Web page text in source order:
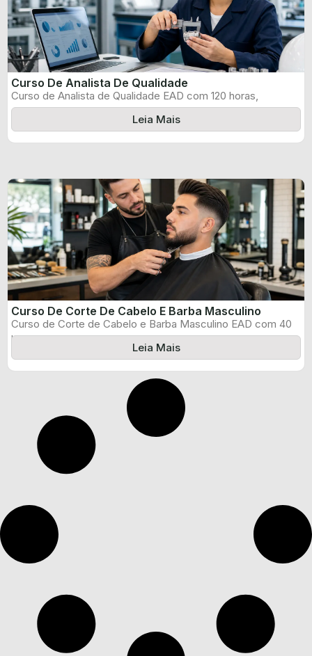
Curso De Analista De Qualidade
Curso de Analista de Qualidade EAD com 120 horas,
certificado informado pelo produtor ...
Leia Mais
Curso De Corte De Cabelo E Barba Masculino
Curso de Corte de Cabelo e Barba Masculino EAD com 40
horas, certificado ...
Leia Mais